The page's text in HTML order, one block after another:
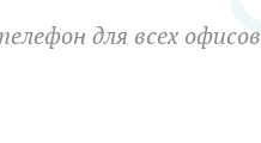
для всех офисов